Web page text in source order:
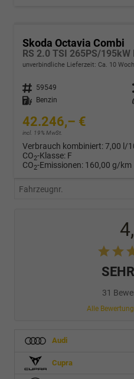
Skoda Octavia Combi
RS 2.0 TSI 265PS/195kW
unverbindliche Lieferzeit: Ca. 10
Fahrzeugnr. 59549
Kraftstoff
Benzin
42.246,– €
incl. 19% MwSt.
Verbrauch kombiniert:7,00 l/
CO2-Klasse: F
CO2-Emissionen: 160,00 g/km
Fahrzeugnr.
31
Alle
Audi
Cupra